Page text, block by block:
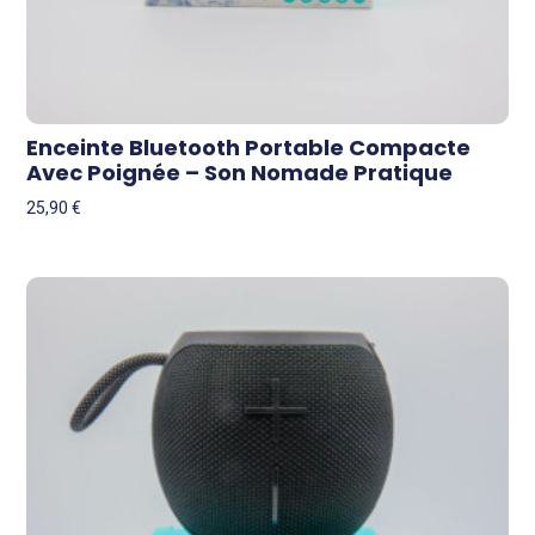
Enceinte Bluetooth Portable Compacte
Avec Poignée – Son Nomade Pratique
25,90€